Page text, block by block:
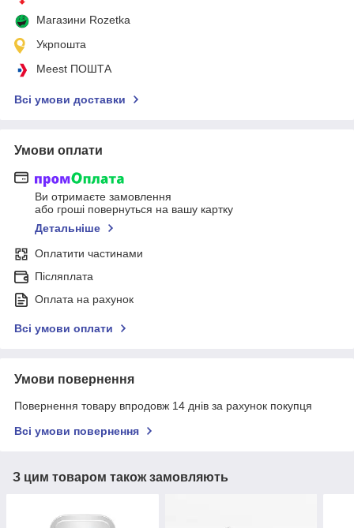
Магазини Rozetka
Укрпошта
Meest ПОШТА
Всі умови доставки
Умови оплати
Ви отримаєте замовлення
або гроші повернуться на вашу картку
Детальніше
Оплатити частинами
Післяплата
Оплата на рахунок
Всі умови оплати
Умови повернення
Повернення товару впродовж 14 днів за рахунок покупця
Всі умови повернення
З цим товаром також замовляють